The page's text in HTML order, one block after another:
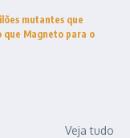
mutantes que
que Magneto para o
Veja tudo